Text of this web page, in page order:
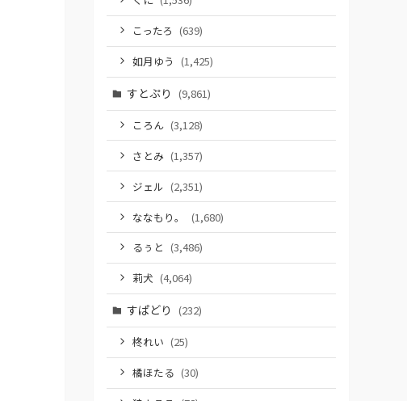
こったろ (639)
如月ゆう (1,425)
すとぷり (9,861)
ころん (3,128)
さとみ (1,357)
ジェル (2,351)
ななもり。
(1,680)
るぅと (3,486)
莉犬 (4,064)
すぱどり (232)
柊れい (25)
橘ほたる (30)